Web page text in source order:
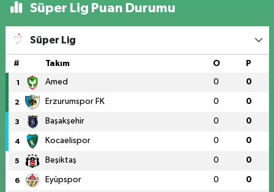
Süper Lig Puan Durumu
Süper Lig
# Takım O P
1 Amed 0 0
2 Erzurumspor FK 0 0
3 Başakşehir 0 0
4 Kocaelispor 0 0
5 Beşiktaş 0 0
6 Eyüpspor 0 0